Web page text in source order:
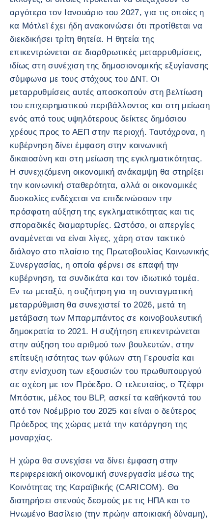
αργότερο τον Ιανουάριο του 2027, για τις οποίες η
κα Μότλεϊ έχει ήδη ανακοινώσει ότι προτίθεται να
διεκδικήσει τρίτη θητεία. Η θητεία της
επικεντρώνεται σε διαρθρωτικές μεταρρυθμίσεις,
ιδίως στη συνέχιση της δημοσιονομικής εξυγίανσης
σύμφωνα με τους στόχους του ΔΝΤ. Οι
μεταρρυθμίσεις αυτές αποσκοπούν στη βελτίωση
του επιχειρηματικού περιβάλλοντος και στη μείωση
ενός από τους υψηλότερους δείκτες δημόσιου
χρέους προς το ΑΕΠ στην περιοχή. Ταυτόχρονα, η
κυβέρνηση δίνει έμφαση στην κοινωνική
δικαιοσύνη και στη μείωση της εγκληματικότητας.
Η συνεχιζόμενη οικονομική ανάκαμψη θα στηρίξει
την κοινωνική σταθερότητα, αλλά οι οικονομικές
δυσκολίες ενδέχεται να επιδεινώσουν την
πρόσφατη αύξηση της εγκληματικότητας και τις
σποραδικές διαμαρτυρίες. Ωστόσο, οι απεργίες
αναμένεται να είναι λίγες, χάρη στον τακτικό
διάλογο στο πλαίσιο της Πρωτοβουλίας Κοινωνικής
Συνεργασίας, η οποία φέρνει σε επαφή την
κυβέρνηση, τα συνδικάτα και τον ιδιωτικό τομέα.
Εν τω μεταξύ, η συζήτηση για τη συνταγματική
μεταρρύθμιση θα συνεχιστεί το 2026, μετά τη
μετάβαση των Μπαρμπάντος σε κοινοβουλευτική
δημοκρατία το 2021. Η συζήτηση επικεντρώνεται
στην αύξηση του αριθμού των βουλευτών, στην
επίτευξη ισότητας των φύλων στη Γερουσία και
στην ενίσχυση των εξουσιών του πρωθυπουργού
σε σχέση με τον Πρόεδρο. Ο τελευταίος, ο Τζέφρι
Μπόστικ, μέλος του BLP, ασκεί τα καθήκοντά του
από τον Νοέμβριο του 2025 και είναι ο δεύτερος
Πρόεδρος της χώρας μετά την κατάργηση της
μοναρχίας.
Η χώρα θα συνεχίσει να δίνει έμφαση στην
περιφερειακή οικονομική συνεργασία μέσω της
Κοινότητας της Καραϊβικής (CARICOM). Θα
διατηρήσει στενούς δεσμούς με τις ΗΠΑ και το
Ηνωμένο Βασίλειο (την πρώην αποικιακή δύναμη),